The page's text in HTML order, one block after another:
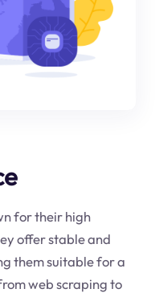
for their high
offer stable and
them suitable for a
web scraping to